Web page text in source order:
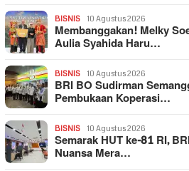
BISNIS 10 Agustus 2026
Membanggakan! Melky
Aulia Syahida Haru…
BISNIS 10 Agustus 2026
BRI BO Sudirman
Pembukaan Koperasi…
BISNIS 10 Agustus 2026
Semarak HUT ke-81 RI,
Nuansa Mera…